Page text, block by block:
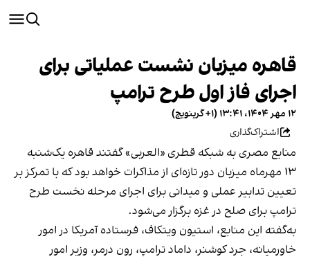
قاهره میزبان نشست عملیاتی برای
اجرای فاز اول طرح ترامپ
۱۲ مهر ۱۴۰۴، ۱۳:۴۱ (‎+۱ گرینویچ)
اشتراک‌گذاری
منابع مصری به شبکه قطری «العربی» گفتند قاهره یک‌شنبه
۱۳ مهرماه میزبان دور تازه‌ای از مذاکرات خواهد بود که با تمرکز بر
تعیین تدابیر عملی و میدانی برای اجرای مرحله نخست طرح
ترامپ برای صلح در غزه برگزار می‌شود.
به‌گفته این منابع، استیون ویتکاف، فرستاده آمریکا در امور
خاورمیانه، جرد کوشنر، داماد ترامپ، رون درمر، وزیر امور